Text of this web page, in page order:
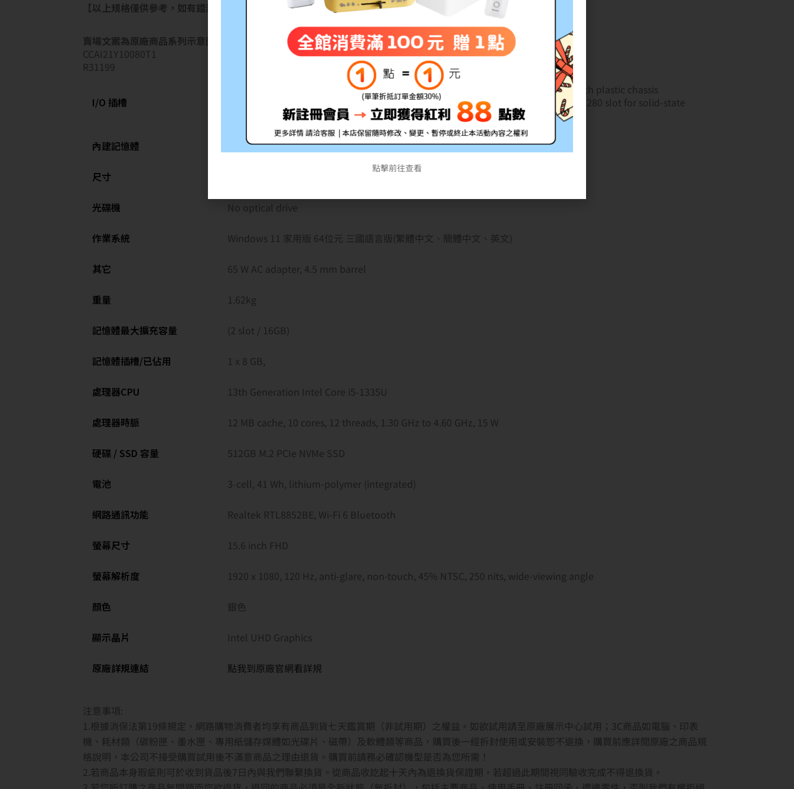
【以上規格僅供參考，如有錯漏請以官網公佈資訊為準】
賣場文案為原廠商品系列示意圖，僅供參考 ，以商品規格表為主
CCAI21Y10080T1
R31199
I/O 插槽
1 USB 3.2 Gen 1 port + USB 3.2 Gen 1 Type-C data only(on systems configured with plastic chassis
integrated graphics)/1 USB 2.0 port/1 Headset jack/1 HDMI 1.4 port*/1 M.2 2230/2280 slot for solid-state
drive/1 SD 3.0 card slot/*The maximum resolution supp
內建記憶體 8GB, 1 x 8 GB, DDR4, 2666 MHz with Type-C data only
尺寸 H/W/D:16.96mm– 18.99mm x 358.50mm x 235.56mm
光碟機 No optical drive
作業系統 Windows 11 家用版 64位元 三國語言版(繁體中文、簡體中文、英文)
其它 65 W AC adapter, 4.5 mm barrel
重量 1.62kg
記憶體最大擴充容量 (2 slot / 16GB)
記憶體插槽/已佔用 1 x 8 GB,
處理器CPU 13th Generation Intel Core i5-1335U
處理器時脈 12 MB cache, 10 cores, 12 threads, 1.30 GHz to 4.60 GHz, 15 W
硬碟 / SSD 容量 512GB M.2 PCIe NVMe SSD
電池 3-cell, 41 Wh, lithium-polymer (integrated)
網路通訊功能 Realtek RTL8852BE, Wi-Fi 6 Bluetooth
螢幕尺寸 15.6 inch FHD
螢幕解析度 1920 x 1080, 120 Hz, anti-glare, non-touch, 45% NTSC, 250 nits, wide-viewing angle
顏色 銀色
顯示晶片 Intel UHD Graphics
原廠詳規連結 點我到原廠官網看詳規
注意事項:
1.根據消保法第19條規定，網路購物消費者均享有商品到貨七天鑑賞期（非試用期）之權益。如欲試用請至原廠展示中心試用；3C商品如電腦、印表
機、耗材類（碳粉匣、墨水匣、專用紙儲存媒體如光碟片、磁帶）及軟體類等商品，購買後一經拆封使用或安裝恕不退換，購買前應詳閱原廠之商品規
格說明，本公司不接受購買試用後不滿意商品之理由退貨。購買前請務必確認機型是否為您所需！
2.若商品本身瑕疵則可於收到貨品後7日內與我們聯繫換貨。從商品收訖起十天內為退換貨保證期，若超過此期間視同驗收完成不得退換貨。
點擊前往查看